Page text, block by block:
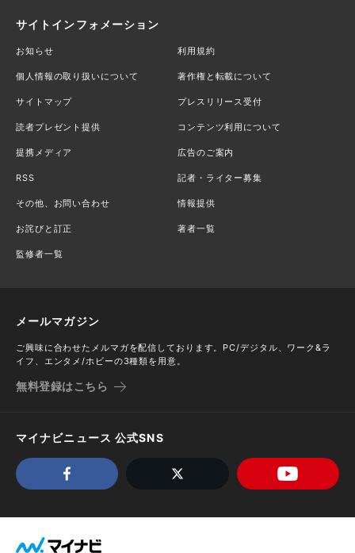
サイトインフォメーション
お知らせ 利用規約
個人情報の取り扱いについて 著作権と転載について
サイトマップ プレスリリース受付
読者プレゼント提供 コンテンツ利用について
提携メディア 広告のご案内
RSS 記者・ライター募集
その他、お問い合わせ 情報提供
お詫びと訂正 著者一覧
監修者一覧
メールマガジン
ご興味に合わせたメルマガを配信しております。PC/デジタル、ワーク&ラ
イフ、エンタメ/ホビーの3種類を用意。
無料登録はこちら
マイナビニュース 公式SNS